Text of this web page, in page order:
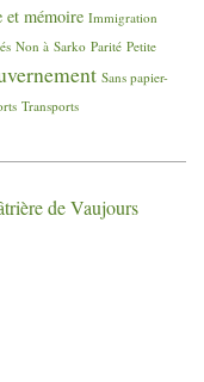
et mémoire Immigration
Non à Sarko Parité Petite
Sans papier-
Transports
de Vaujours